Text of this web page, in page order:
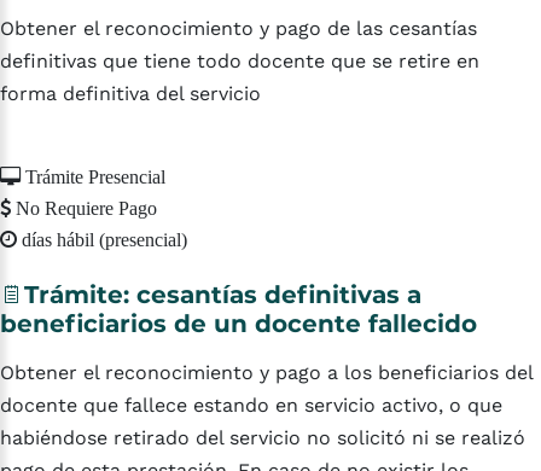
Obtener el reconocimiento y pago de las cesantías
definitivas que tiene todo docente que se retire en
forma definitiva del servicio
Trámite Presencial
No Requiere Pago
días hábil (presencial)
Trámite: cesantías definitivas a
beneficiarios de un docente fallecido
Obtener el reconocimiento y pago a los beneficiarios del
docente que fallece estando en servicio activo, o que
habiéndose retirado del servicio no solicitó ni se realizó